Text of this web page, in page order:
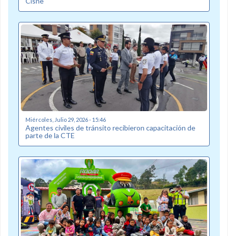
Miércoles, Julio 29, 2026 - 15:46
Agentes civiles de tránsito recibieron capacitación de
parte de la CTE